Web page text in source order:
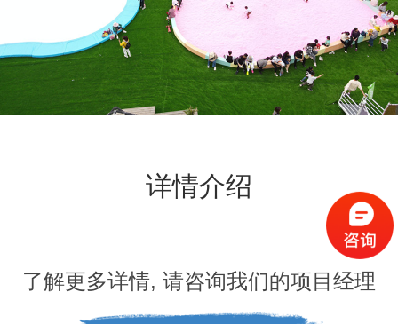
详情介绍
了解更多详情, 请咨询我们的项目经理